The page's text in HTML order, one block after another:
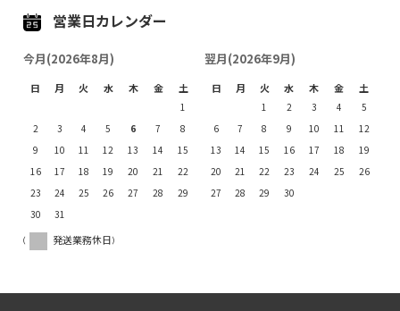
営業日カレンダー
今月(2026年8月)
日 月 火 水 木 金 土
1
2
3 4 5 6 7
8
9
10 11 12 13 14
15
16
17 18 19 20 21
22
23
24 25 26 27 28
29
30
31
翌月(2026年9月)
日 月 火 水 木 金 土
1 2 3 4
5
6
7 8 9 10 11
12
13
14 15 16 17 18
19
20
21 22 23 24 25
26
27
28 29 30
( 発送業務休日)